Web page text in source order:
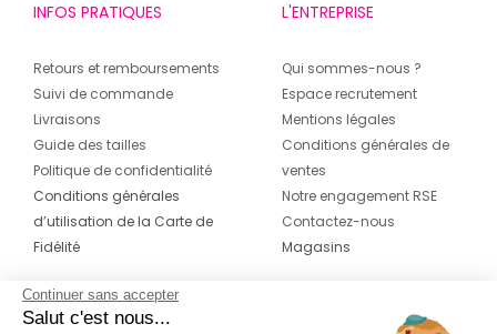
INFOS PRATIQUES
Retours et remboursements
Suivi de commande
Livraisons
Guide des tailles
Politique de confidentialité
Conditions générales
d’utilisation de la Carte de
Fidélité
L'ENTREPRISE
Qui sommes-nous ?
Espace recrutement
Mentions légales
Conditions générales de
ventes
Notre engagement RSE
Contactez-nous
Magasins
CONTACT
Continuer sans accepter
Salut c'est nous...